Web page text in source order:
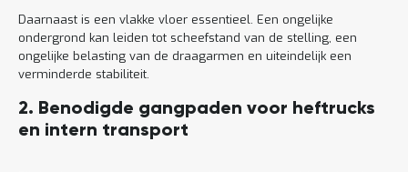
Daarnaast is een vlakke vloer essentieel. Een ongelijke
ondergrond kan leiden tot scheefstand van de stelling, een
ongelijke belasting van de draagarmen en uiteindelijk een
verminderde stabiliteit.
2. Benodigde gangpaden voor heftrucks
en intern transport